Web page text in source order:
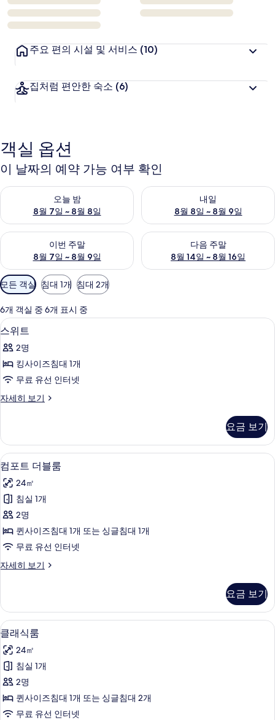
주요 편의 시설 및 서비스 (10)
집처럼 편안한 숙소 (6)
객실 옵션
이 날짜의 예약 가능 여부 확인
오늘 밤
8월 7일 ~ 8월 8일
오늘 밤 예약 가능 여부 확인, 8월 7일 ~ 8월 8일
내일
8월 8일 ~ 8월 9일
내일 예약 가능 여부 확인, 8월
이번 주말
8월 7일 ~ 8월 9일
이번 주말 예약 가능 여부 확인, 8월 7일 ~ 8월 9일
다음 주말
8월 14일 ~ 8월 16일
다음 주말 예약 가능 여부 확인,
객
실
에
사
용
가
능
한
터
모든 객실 침대 1개 침대 2개
6개 객실 중 6개 표시 중
스
위
트
사
모
보
기
스위트 | 저자극성 침구, 책상, 노트북
2
스위트
2명
킹사이즈침대 1개
무료 유선 인터넷
자세히 보기
스
세
히
보
기
요금 보기
컴
포
트
더
블
룸
진
두
보
기
저자극성 침구, 책상, 노트북 작업 공간,
4
컴포트 더블룸
24㎡
침실 1개
2명
퀸사이즈침대 1개 또는 싱글침대 1개
무료 유선 인터넷
자세히 보기
컴
블
룸
자
히
보
기
요금 보기
클
래
식
룸
사
진
클래식룸 | 저자극성 침구, 책상, 노트
1
클래식룸
24㎡
침실 1개
2명
퀸사이즈침대 1개 또는 싱글침대 2개
무료 유선 인터넷